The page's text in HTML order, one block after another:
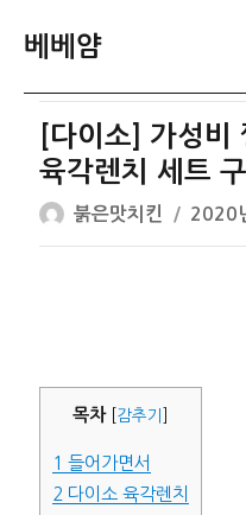
베베얌
[다이소] 가성
육각렌치 세트
글
쓴
붉은맛치킨
작
성
2020
목차 감추기
1 들어가면서
2 다이소 육각렌치